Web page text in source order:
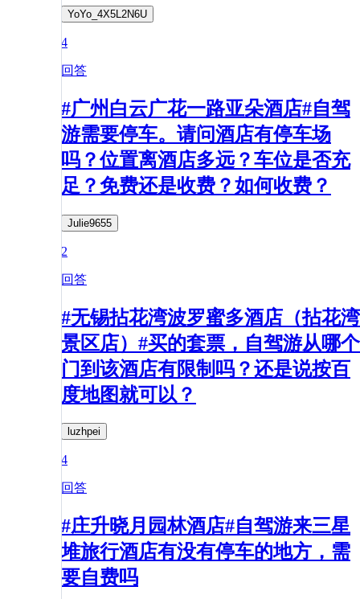
YoYo_4X5L2N6U
4
回答
#广州白云广花一路亚朵酒店#自驾
游需要停车。请问酒店有停车场
吗？位置离酒店多远？车位是否充
足？免费还是收费？如何收费？
Julie9655
2
回答
#无锡拈花湾波罗蜜多酒店（拈花湾
景区店）#买的套票，自驾游从哪个
门到该酒店有限制吗？还是说按百
度地图就可以？
luzhpei
4
回答
#庄升晓月园林酒店#自驾游来三星
堆旅行酒店有没有停车的地方，需
要自费吗